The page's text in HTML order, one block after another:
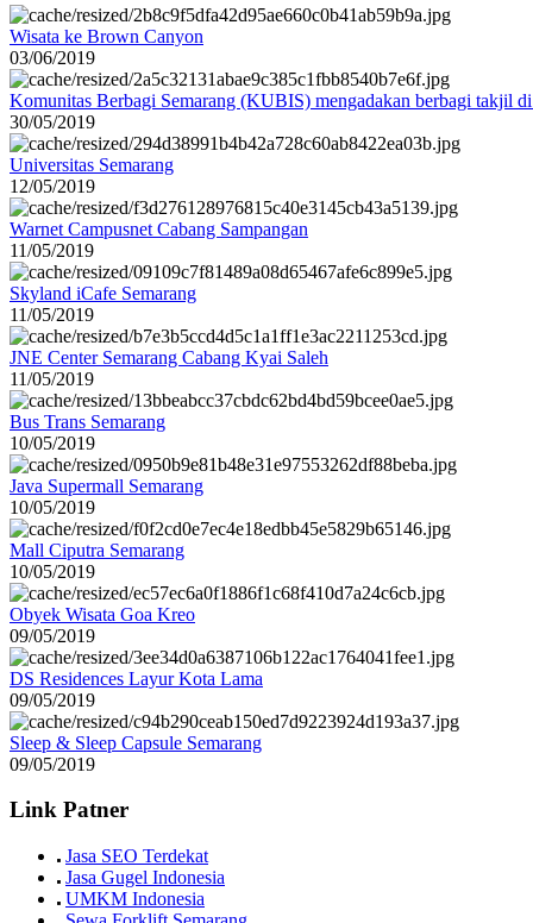
Wisata ke Brown Canyon
03/06/2019
Komunitas Berbagi Semarang (KUBIS) mengadakan berbagi takjil
30/05/2019
Universitas Semarang
12/05/2019
Warnet Campusnet Cabang Sampangan
11/05/2019
Skyland iCafe Semarang
11/05/2019
JNE Center Semarang Cabang Kyai Saleh
11/05/2019
Bus Trans Semarang
10/05/2019
Java Supermall Semarang
10/05/2019
Mall Ciputra Semarang
10/05/2019
Obyek Wisata Goa Kreo
09/05/2019
DS Residences Layur Kota Lama
09/05/2019
Sleep & Sleep Capsule Semarang
09/05/2019
Link Patner
Jasa SEO Terdekat
Jasa Gugel Indonesia
UMKM Indonesia